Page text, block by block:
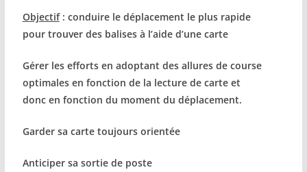
Objectif: conduire le déplacement le plus rapide
pour trouver des balises à l’aide d’une carte
Gérer les efforts en adoptant des allures de course
optimales en fonction de la lecture de carte et
donc en fonction du moment du déplacement.
Garder sa carte toujours orientée
Anticiper sa sortie de poste